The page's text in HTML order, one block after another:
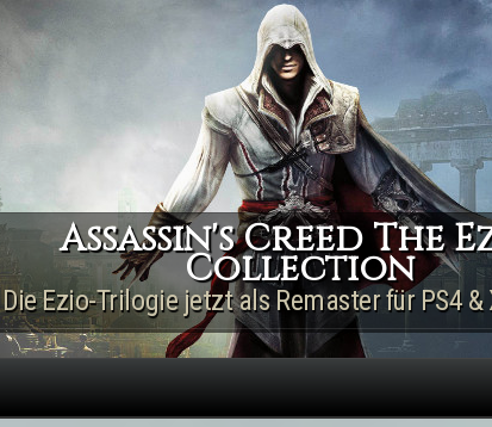
Direkt zum Inhalt
Assassin's Creed The
Collection
Die Ezio-Trilogie jetzt als Remaster für PS4 &